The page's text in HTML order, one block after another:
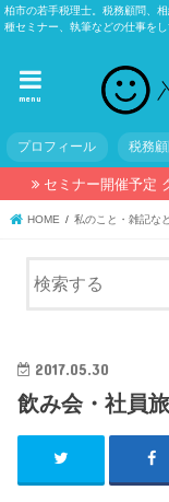
柏市の若手税理士。税務顧問、
種セミナー、執筆などの仕事を
menu
プロフィール 税務
セミナー開催予定
HOME 私のこと・雑記な
2017.05.30
飲み会・社員